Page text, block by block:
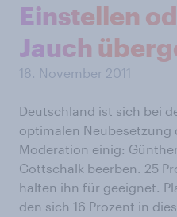
Einstellen
Jauch
18. November 2011
Deutschland ist sich bei
optimalen Neubesetzung
Moderation einig:
Gottschalk beerben. 25
halten ihn für geeignet.
den sich 16 Prozent in